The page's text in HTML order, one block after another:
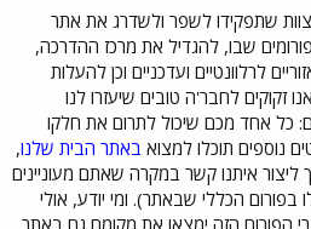
שתפקידו לשפר ולשדרג את אתר
שבו, להגדיל את מרכז ההדרכה,
לרלוונטיים ועדכניים וכן להעלות
זקוקים לחבר'ה טובים שיעזרו לנו
כל אחד מכם שיכול לתרום את חלקו
נוספים תוכלו למצוא באתר הבית שלנו,
איתנו קשר במקרה שאתם מעוניינים
הכללי שבאתר). ומי יודע, אולי
הפורום הזה ימצאו את מקומם גם באתר